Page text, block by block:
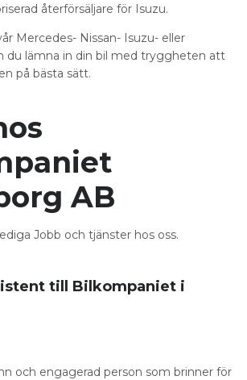
återförsäljare för Isuzu.
Mercedes- Nissan- Isuzu- eller
du lämna in din bil med tryggheten att
på bästa sätt.
AB
Jobb och tjänster hos oss.
till Bilkompaniet i
och engagerad person som brinner för